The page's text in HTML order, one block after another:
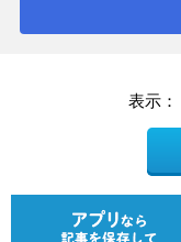
表示：